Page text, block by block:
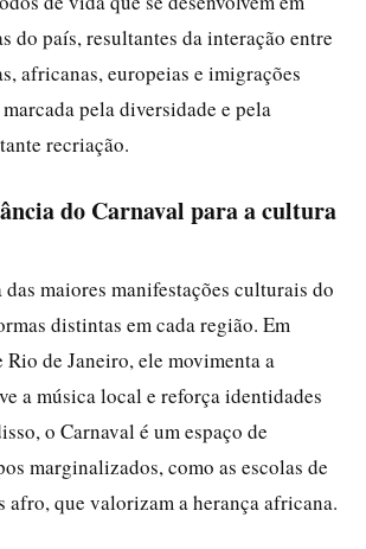
do país, resultantes da interação entre
africanas, europeias e imigrações
pela diversidade e pela
recriação.
do Carnaval para a cultura
das maiores manifestações culturais do
distintas em cada região. Em
Rio de Janeiro, ele movimenta a
a música local e reforça identidades
o Carnaval é um espaço de
marginalizados, como as escolas de
afro, que valorizam a herança africana.